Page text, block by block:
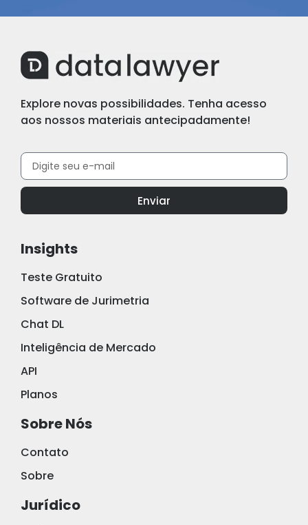
Explore novas possibilidades. Tenha acesso
aos nossos materiais antecipadamente!
Enviar
Insights
Teste Gratuito
Software de Jurimetria
Chat DL
Inteligência de Mercado
API
Planos
Sobre Nós
Contato
Sobre
Jurídico